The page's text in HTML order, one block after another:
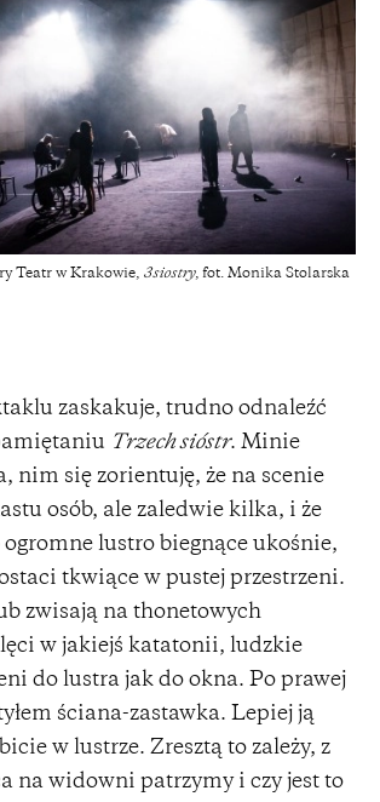
Teatr w Krakowie, 3siostry, fot. Monika Stolarska
zaskakuje, trudno odnaleźć
Trzech sióstr. Minie
nim się zorientuję, że na scenie
osób, ale zaledwie kilka, i że
lustro biegnące ukośnie,
tkwiące w pustej przestrzeni.
zwisają na thonetowych
w jakiejś katatonii, ludzkie
do lustra jak do okna. Po prawej
ściana-zastawka. Lepiej ją
w lustrze. Zresztą to zależy, z
na widowni patrzymy i czy jest to